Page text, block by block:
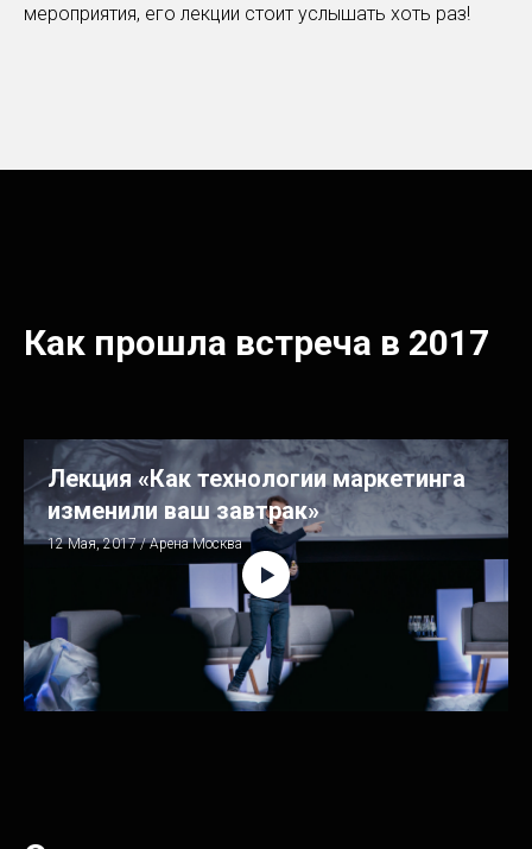
мероприятия, его лекции стоит услышать хоть раз!
Как прошла встреча в 2017
Лекция «Как технологии маркетинга
изменили ваш завтрак»
12 Мая, 2017 / Арена Москва